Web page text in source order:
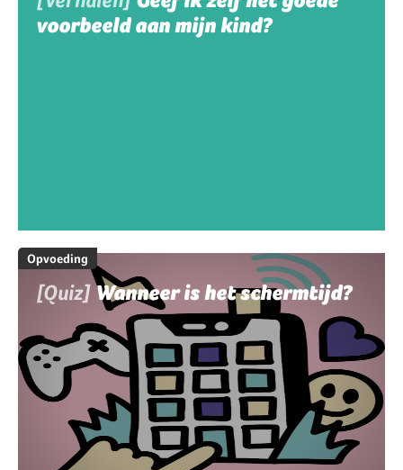
voorbeeld aan mijn kind?
Opvoeding
[Quiz] Wanneer is het schermtijd?